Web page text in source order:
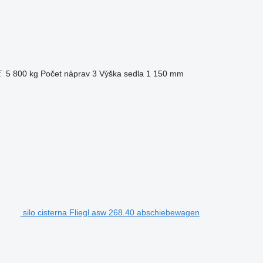
5 800 kg Počet náprav 3 Výška sedla 1 150 mm
silo cisterna Fliegl asw 268.40 abschiebewagen